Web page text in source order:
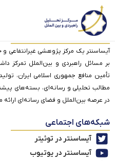
درباره آیساسنتر
آیساسنتر یک مرکز پژوهشی غیرانتفاعی
بر مسائل راهبردی و بین‌الملل تمرکز
تأمین منافع جمهوری اسلامی ایران،
مطالب تحلیلی و رسانه‌ای، بسته‌های
در عرصه بین‌الملل و فضای رسانه‌ای ارائه
شبکه‌های اجتماعی
آیساسنتر در توئیتر
آیساسنتر در یوتیوب